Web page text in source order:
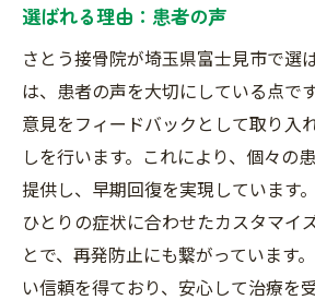
選ばれる理由：患者の声
さとう接骨院が埼玉県富士見市で選
は、患者の声を大切にしている点で
意見をフィードバックとして取り入
しを行います。これにより、個々の
提供し、早期回復を実現しています
ひとりの症状に合わせたカスタマイ
とで、再発防止にも繋がっています
い信頼を得ており、安心して治療を